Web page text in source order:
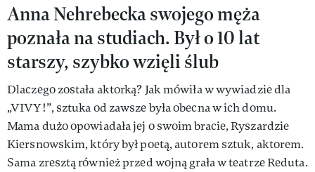
Anna Nehrebecka swojego męża
poznała na studiach. Był o 10 lat
starszy, szybko wzięli ślub
Dlaczego została aktorką? Jak mówiła w wywiadzie dla
„VIVY!”, sztuka od zawsze była obecna w ich domu.
Mama dużo opowiadała jej o swoim bracie, Ryszardzie
Kiersnowskim, który był poetą, autorem sztuk, aktorem.
Sama zresztą również przed wojną grała w teatrze Reduta.